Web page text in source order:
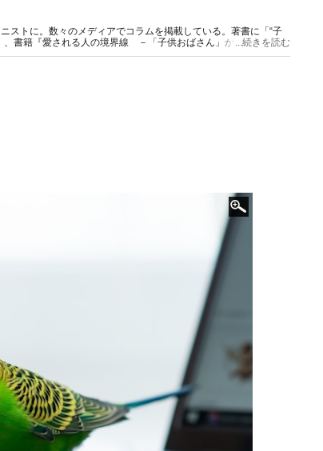
ストに。数々のメディアでコラムを掲載している。著書に「“子
、書籍『愛される人の境界線 －「子供おばさん」から「大人女
...続きを読む